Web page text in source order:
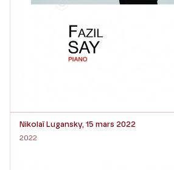
Nikolaï Lugansky, 15 mars 2022
2022